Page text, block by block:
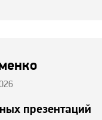
презентаций